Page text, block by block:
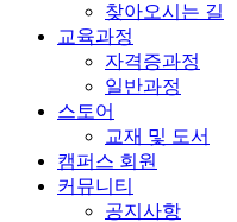
찾아오시는 길
교육과정
자격증과정
일반과정
스토어
교재 및 도서
캠퍼스 회원
커뮤니티
공지사항